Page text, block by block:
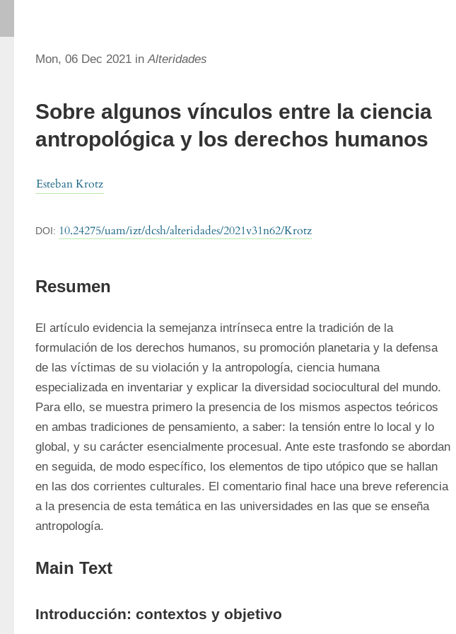
Mon, 06 Dec 2021 inAlteridades
Sobre algunos vínculos entre la ciencia
antropológica y los derechos humanos
Esteban Krotz
DOI: 10.24275/uam/izt/dcsh/alteridades/2021v31n62/Krotz
Resumen
El artículo evidencia la semejanza intrínseca entre la tradición de la
formulación de los derechos humanos, su promoción planetaria y la defensa
de las víctimas de su violación y la antropología, ciencia humana
especializada en inventariar y explicar la diversidad sociocultural del mundo.
Para ello, se muestra primero la presencia de los mismos aspectos teóricos
en ambas tradiciones de pensamiento, a saber: la tensión entre lo local y lo
global, y su carácter esencialmente procesual. Ante este trasfondo se abordan
en seguida, de modo específico, los elementos de tipo utópico que se hallan
en las dos corrientes culturales. El comentario final hace una breve referencia
a la presencia de esta temática en las universidades en las que se enseña
antropología.
Main Text
Introducción: contextos y objetivo